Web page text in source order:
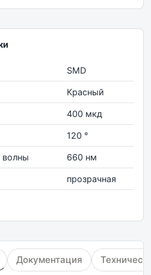
SMD
Красный
400 мкд
120 °
660 нм
прозрачная
Документация